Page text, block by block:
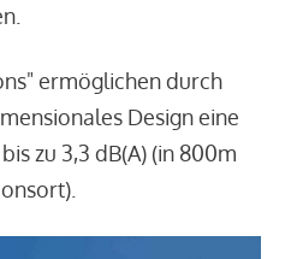
ermöglichen durch
Design eine
zu 3,3 dB(A) (in 800m